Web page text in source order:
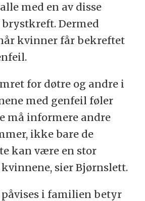
med en av disse
Dermed
kvinner får bekreftet
for døtre og andre i
med genfeil føler
må informere andre
ikke bare de
kan være en stor
sier Bjørnslett.
i familien betyr